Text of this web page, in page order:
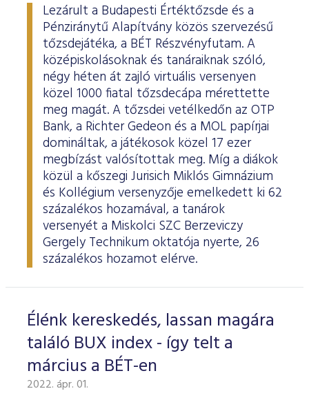
Lezárult a Budapesti Értéktőzsde és a
Pénziránytű Alapítvány közös szervezésű
tőzsdejátéka, a BÉT Részvényfutam. A
középiskolásoknak és tanáraiknak szóló,
négy héten át zajló virtuális versenyen
közel 1000 fiatal tőzsdecápa mérettette
meg magát. A tőzsdei vetélkedőn az OTP
Bank, a Richter Gedeon és a MOL papírjai
domináltak, a játékosok közel 17 ezer
megbízást valósítottak meg. Míg a diákok
közül a kőszegi Jurisich Miklós Gimnázium
és Kollégium versenyzője emelkedett ki 62
százalékos hozamával, a tanárok
versenyét a Miskolci SZC Berzeviczy
Gergely Technikum oktatója nyerte, 26
százalékos hozamot elérve.
Élénk kereskedés, lassan magára
találó BUX index - így telt a
március a BÉT-en
2022. ápr. 01.